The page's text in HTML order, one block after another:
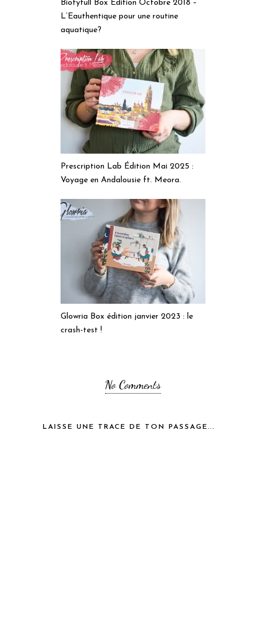
Biotyfull Box Edition Octobre 2018 –
L’Eauthentique pour une routine
aquatique?
Prescription Lab Édition Mai 2025 :
Voyage en Andalousie ft. Meora.
Glowria Box édition janvier 2023 : le
crash-test !
No Comments
LAISSE UNE TRACE DE TON PASSAGE...